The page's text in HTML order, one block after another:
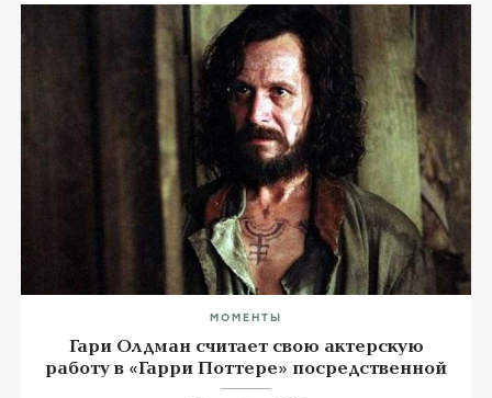
МОМЕНТЫ
Гари Олдман считает свою актерскую
работу в «Гарри Поттере» посредственной